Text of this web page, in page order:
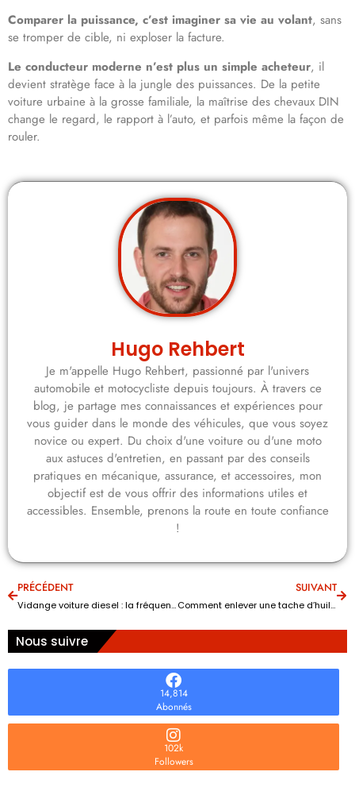
Comparer la puissance, c’est imaginer sa vie au volant, sans
se tromper de cible, ni exploser la facture.
Le conducteur moderne n’est plus un simple acheteur, il
devient stratège face à la jungle des puissances. De la petite
voiture urbaine à la grosse familiale, la maîtrise des chevaux DIN
change le regard, le rapport à l’auto, et parfois même la façon de
rouler.
Hugo Rehbert
Je m'appelle Hugo Rehbert, passionné par l'univers
automobile et motocycliste depuis toujours. À travers ce
blog, je partage mes connaissances et expériences pour
vous guider dans le monde des véhicules, que vous soyez
novice ou expert. Du choix d'une voiture ou d'une moto
aux astuces d'entretien, en passant par des conseils
pratiques en mécanique, assurance, et accessoires, mon
objectif est de vous offrir des informations utiles et
accessibles. Ensemble, prenons la route en toute confiance
!
PRÉCÉDENT
Vidange voiture diesel : la fréquence recommandée pour préserver le moteur
SUIVANT
Comment enlever une tache d’huile : les méthodes efficaces pour l’auto
Nous suivre
14,814
Abonnés
102k
Followers